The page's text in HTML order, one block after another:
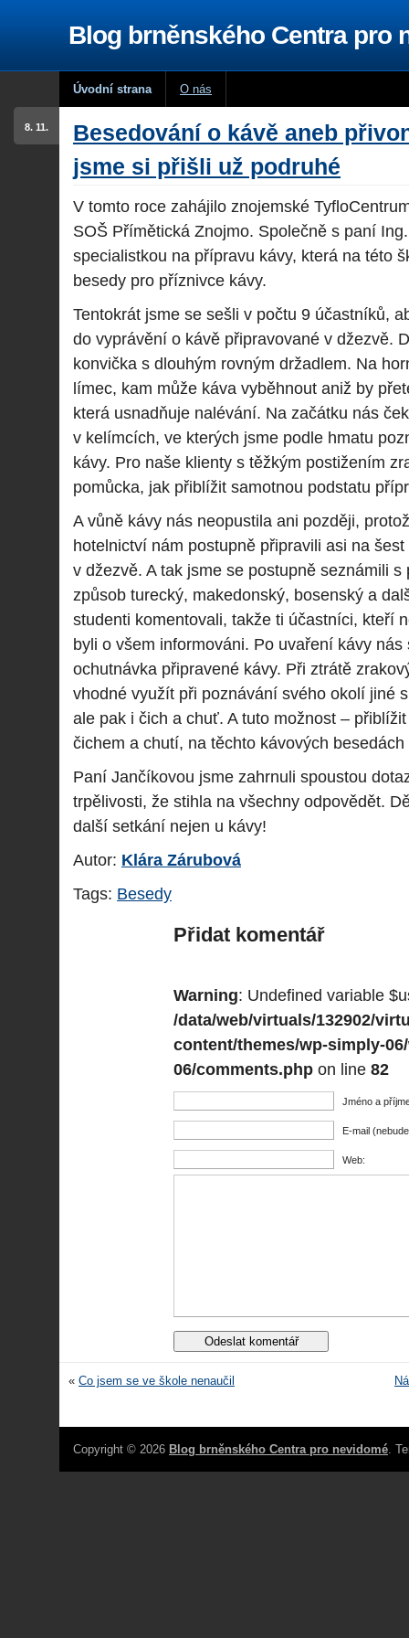
Blog brněnského Centra pro
Úvodní strana O nás
Besedování o kávě aneb
jsme si přišli už podruhé
8. 11.
V tomto roce zahájilo znojemské
SOŠ Přímětická Znojmo. Společně s paní
specialistkou na přípravu kávy, která na této
besedy pro příznivce kávy.
Tentokrát jsme se sešli v počtu 9 účastníků,
do vyprávění o kávě připravované v džezvě.
konvička s dlouhým rovným držadlem. Na
límec, kam může káva vyběhnout aniž by
která usnadňuje nalévání. Na začátku nás
v kelímcích, ve kterých jsme podle hmatu
kávy. Pro naše klienty s těžkým postižením
pomůcka, jak přiblížit samotnou podstatu
A vůně kávy nás neopustila ani později,
hotelnictví nám postupně připravili asi na
v džezvě. A tak jsme se postupně seznámili s
způsob turecký, makedonský, bosenský a
studenti komentovali, takže ti účastníci, kteří
byli o všem informováni. Po uvaření kávy
ochutnávka připravené kávy. Při ztrátě
vhodné využít při poznávání svého okolí jiné
ale pak i čich a chuť. A tuto možnost –
čichem a chutí, na těchto kávových
Paní Jančíkovou jsme zahrnuli spoustou
trpělivosti, že stihla na všechny odpovědět.
další setkání nejen u kávy!
Autor: Klára Zárubová
Tags: Besedy
Přidat komentář
Warning: Undefined variable
/data/web/virtuals/132902/
content/themes/wp-simply-
06/comments.php on line 82
Jméno a
E-mail
Web:
« Co jsem se ve škole nenaučil
Copyright © 2026 Blog brněnského Centra pro nevidomé.